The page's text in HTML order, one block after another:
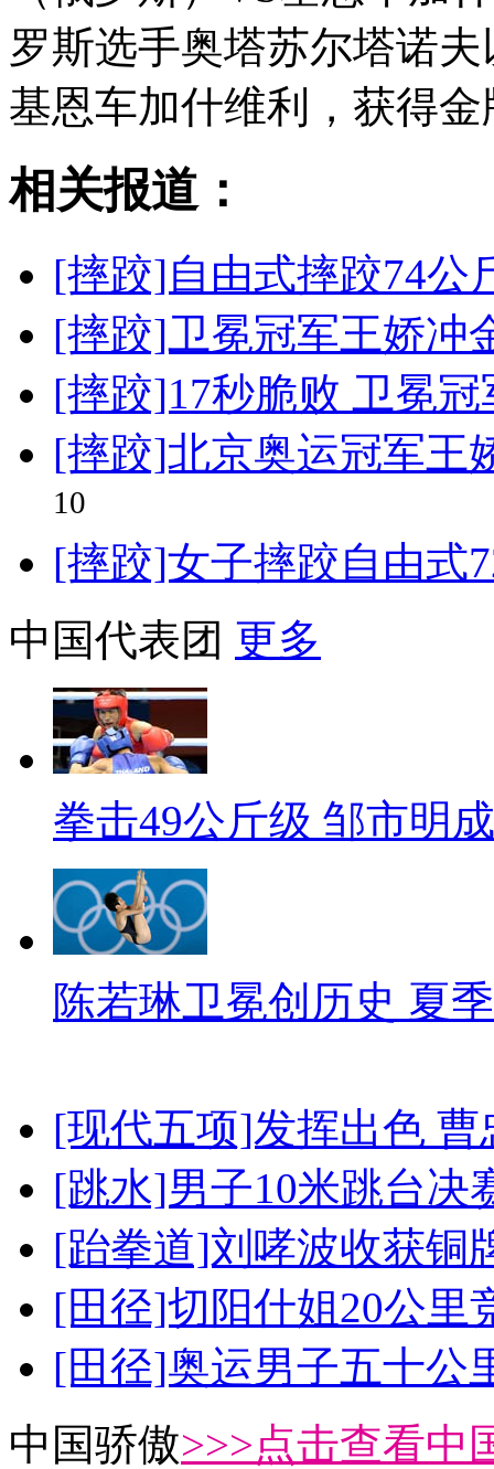
罗斯选手奥塔苏尔塔诺
基恩车加什维利，获得金
相关报道：
[摔跤]自由式摔跤74公
[摔跤]卫冕冠军王娇冲
[摔跤]17秒脆败 卫冕
[摔跤]北京奥运冠军王
10
[摔跤]女子摔跤自由式
中国代表团 更多
拳击49公斤级 邹市明
陈若琳卫冕创历史 夏
[现代五项]发挥出色
[跳水]男子10米跳台决
[跆拳道]刘哮波收获铜
[田径]切阳什姐20公里
[田径]奥运男子五十公
中国骄傲>>>点击查看中